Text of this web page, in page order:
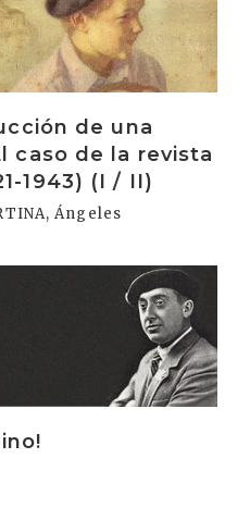
de una
caso de la revista
1943) (I / II)
Ángeles